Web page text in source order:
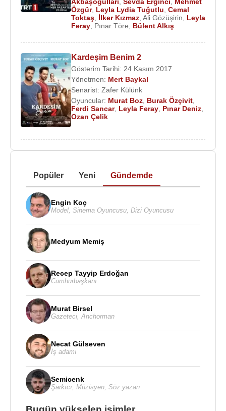
Özgür, Leyla Lydia Tuğutlu Cemal
Toktaş İlker Kızmaz Ali Gözüşirin
Leyla
Feray Pınar Töre Bülent Alkış
Kardeşim Benim 2
Gösterim Tarihi: 24 Kasım 2017
Yönetmen: Mert Baykal
Senarist: Zafer Külünk
Oyuncular: Murat Boz Burak Özçivit
Ferdi Sancar, Leyla Feray Pınar Deniz
Ozan Çelik
Popüler Yeni Gündemde
Engin Koç
Model Sinema Oyuncusu Dizi Oyuncusu
Medyum Memiş
Recep Tayyip Erdoğan
Cumhurbaşkanı
Murat Birsel
Gazeteci Anchorman
Necat Gülseven
İş adamı
Semicenk
Şarkıcı Müzisyen Söz yazarı